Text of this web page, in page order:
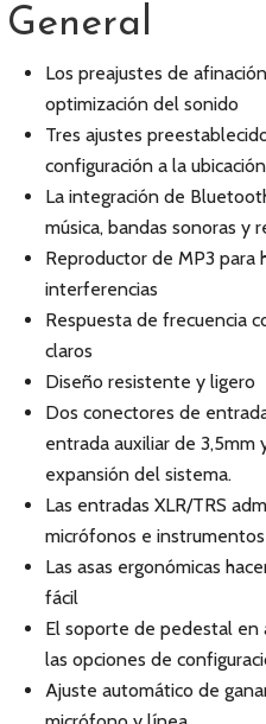
General
Los preajustes de
optimización del sonido
Tres ajustes
configuración a la
La integración de
música, bandas sonoras y
Reproductor de MP3 para
interferencias
Respuesta de frecuencia
claros
Diseño resistente y ligero
Dos conectores de
entrada auxiliar de 3,5mm
expansión del sistema.
Las entradas XLR/TRS
micrófonos e instrumentos
Las asas ergonómicas
fácil
El soporte de pedestal
las opciones de
Ajuste automático de